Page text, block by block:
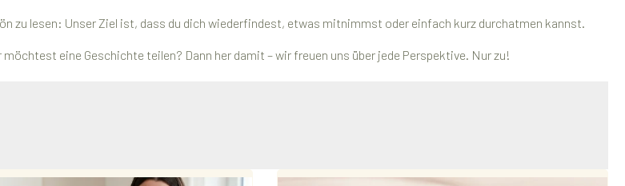
zu lesen: Unser Ziel ist, dass du dich wiederfindest, etwas mitnimmst oder einfach kurz durchatmen kannst.
eine Geschichte teilen? Dann her damit – wir freuen uns über jede Perspektive. Nur zu!